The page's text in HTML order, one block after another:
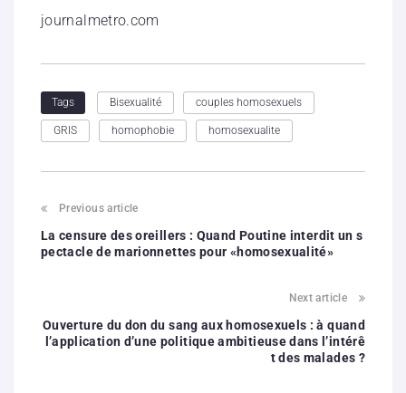
journalmetro.com
Tags Bisexualité couples homosexuels
GRIS homophobie homosexualite
Previous article
La censure des oreillers : Quand Poutine interdit un s
pectacle de marionnettes pour «homosexualité»
Next article
Ouverture du don du sang aux homosexuels : à quand
l’application d’une politique ambitieuse dans l’intérê
t des malades ?